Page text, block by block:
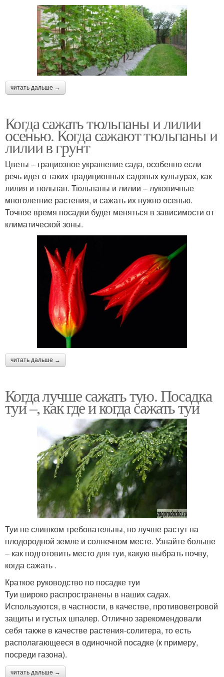
читать дальше →
Когда сажать тюльпаны и лилии
осенью. Когда сажают тюльпаны и
лилии в грунт
Цветы – грациозное украшение сада, особенно если
речь идет о таких традиционных садовых культурах, как
лилия и тюльпан. Тюльпаны и лилии – луковичные
многолетние растения, и сажать их нужно осенью.
Точное время посадки будет меняться в зависимости от
климатической зоны.
читать дальше →
Когда лучше сажать тую. Посадка
туи –, как где и когда сажать туи
Туи не слишком требовательны, но лучше растут на
плодородной земле и солнечном месте. Узнайте больше
– как подготовить место для туи, какую выбрать почву,
когда сажать .
Краткое руководство по посадке туи
Туи широко распространены в наших садах.
Используются, в частности, в качестве, противоветровой
защиты и густых шпалер. Отлично зарекомендовали
себя также в качестве растения-солитера, то есть
располагающееся в одиночной посадке (к примеру,
посреди газона).
читать дальше →